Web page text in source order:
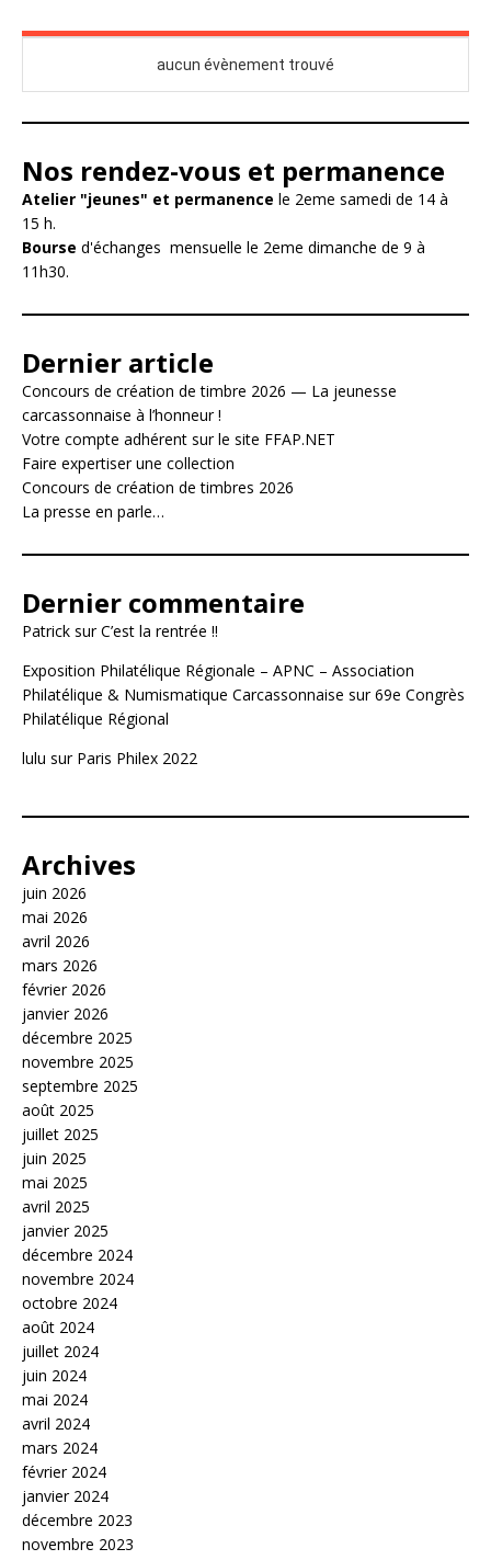
Nos rendez-vous et permanence
Atelier "jeunes" et permanence le 2eme samedi de 14 à
15 h.
Bourse d'échanges mensuelle le 2eme dimanche de 9 à
11h30.
Dernier article
Concours de création de timbre 2026 — La jeunesse
carcassonnaise à l’honneur !
Votre compte adhérent sur le site FFAP.NET
Faire expertiser une collection
Concours de création de timbres 2026
La presse en parle…
Dernier commentaire
Patrick surC’est la rentrée !!
Exposition Philatélique Régionale – APNC – Association
Philatélique & Numismatique Carcassonnaise sur69e Congrès
Philatélique Régional
lulu sur Paris Philex 2022
Archives
juin 2026
mai 2026
avril 2026
mars 2026
février 2026
janvier 2026
décembre 2025
novembre 2025
septembre 2025
août 2025
juillet 2025
juin 2025
mai 2025
avril 2025
janvier 2025
décembre 2024
novembre 2024
octobre 2024
août 2024
juillet 2024
juin 2024
mai 2024
avril 2024
mars 2024
février 2024
janvier 2024
décembre 2023
novembre 2023